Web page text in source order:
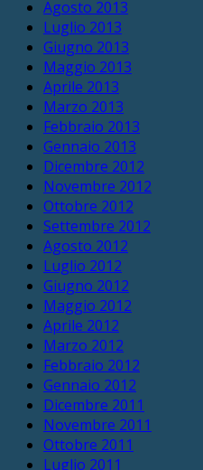
Agosto 2013
Luglio 2013
Giugno 2013
Maggio 2013
Aprile 2013
Marzo 2013
Febbraio 2013
Gennaio 2013
Dicembre 2012
Novembre 2012
Ottobre 2012
Settembre 2012
Agosto 2012
Luglio 2012
Giugno 2012
Maggio 2012
Aprile 2012
Marzo 2012
Febbraio 2012
Gennaio 2012
Dicembre 2011
Novembre 2011
Ottobre 2011
Luglio 2011